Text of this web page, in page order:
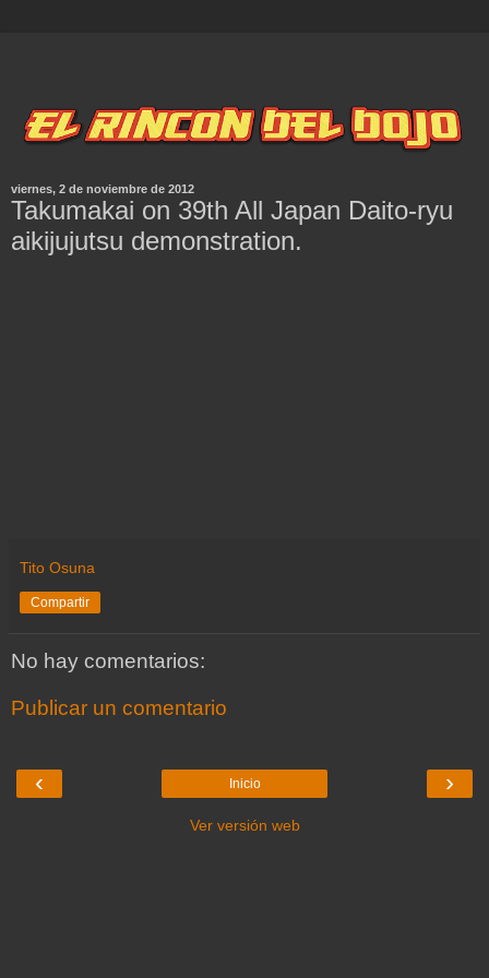
viernes, 2 de noviembre de 2012
Takumakai on 39th All Japan Daito-ryu
aikijujutsu demonstration.
Tito Osuna
Compartir
No hay comentarios:
Publicar un comentario
‹ ›
Inicio
Ver versión web